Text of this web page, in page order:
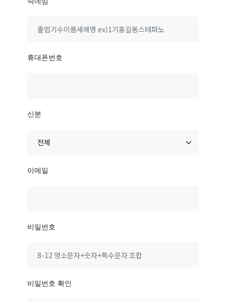
휴대폰번호
신분
이메일
비밀번호
비밀번호 확인